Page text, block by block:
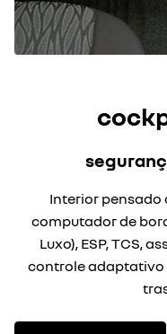
Interior pensado
computador de
Luxo), ESP, TCS,
controle adaptativo